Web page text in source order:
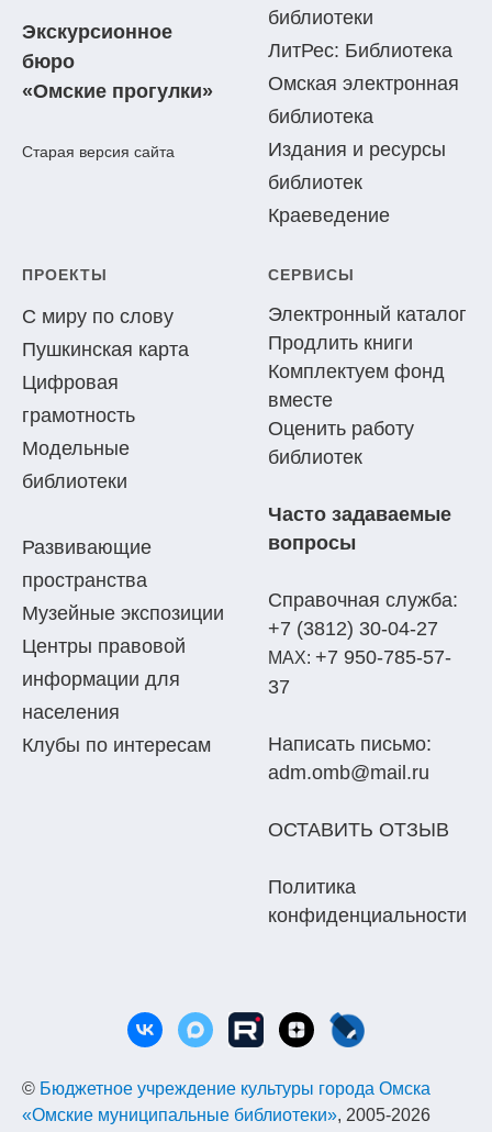
Экскурсионное
бюро
«Омские прогулки»
Старая версия сайта
библиотеки
ЛитРес: Библиотека
Омская электронная
библиотека
Издания и ресурсы
библиотек
Краеведение
ПРОЕКТЫ
С миру по слову
Пушкинская карта
Цифровая
грамотность
Модельные
библиотеки
Развивающие
пространства
Музейные экспозиции
Центры правовой
информации для
населения
Клубы по интересам
СЕРВИСЫ
Электронный каталог
Продлить книги
Комплектуем фонд
вместе
Оценить работу
библиотек
Часто задаваемые
вопросы
Справочная служба:
+7 (3812) 30-04-27
МАХ: +7 950-785-57-
37
Написать письмо:
adm.omb@mail.ru
ОСТАВИТЬ ОТЗЫВ
Политика
конфиденциальности
© Бюджетное учреждение культуры города Омска
«Омские муниципальные библиотеки», 2005-2026